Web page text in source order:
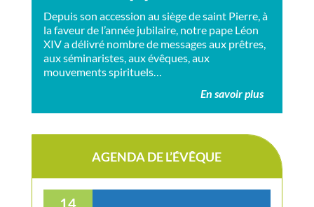
Depuis son accession au siège de saint Pierre, à
la faveur de l’année jubilaire, notre pape Léon
XIV a délivré nombre de messages aux prêtres,
aux séminaristes, aux évêques, aux
mouvements spirituels…
En savoir plus
AGENDA DE L’ÉVÊQUE
14